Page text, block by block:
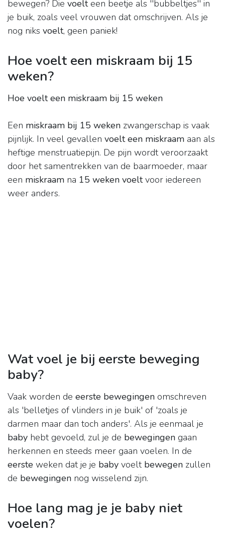
bewegen? Die voelteen beetje als ''bubbeltjes'' in
je buik, zoals veel vrouwen dat omschrijven. Als je
nog niks voelt, geen paniek!
Hoe voelt een miskraam bij 15
weken?
Hoe voelt een miskraam bij 15 weken
Een miskraam bij 15 weken zwangerschap is vaak
pijnlijk. In veel gevallen voelt een miskraam aan als
heftige menstruatiepijn. De pijn wordt veroorzaakt
door het samentrekken van de baarmoeder, maar
een miskraam na 15 weken voeltvoor iedereen
weer anders.
Wat voel je bij eerste beweging
baby?
Vaak worden de eerste bewegingen omschreven
als 'belletjes of vlinders in je buik' of 'zoals je
darmen maar dan toch anders'. Als je eenmaal je
baby hebt gevoeld, zul je de bewegingen gaan
herkennen en steeds meer gaan voelen. In de
eerste weken dat je je baby voelt bewegen zullen
de bewegingen nog wisselend zijn.
Hoe lang mag je je baby niet
voelen?